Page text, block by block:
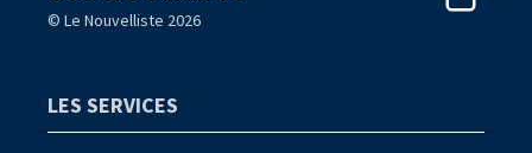
© Le Nouvelliste 2026
LES SERVICES